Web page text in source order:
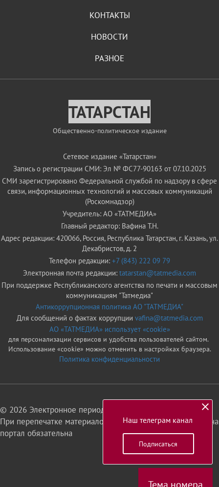
КОНТАКТЫ
НОВОСТИ
РАЗНОЕ
ТАТАРСТАН
Общественно-политическое издание
Сетевое издание «Татарстан»
Запись о регистрации СМИ: Эл № ФС77-90163 от 07.10.2025
СМИ зарегистрировано Федеральной службой по надзору в сфере
связи, информационных технологий и массовых коммуникаций
(Роскомнадзор)
Учредитель: АО «ТАТМЕДИА»
Главный редактор: Вафина Т.Н.
Адрес редакции: 420066, Россия, Республика Татарстан, г. Казань, ул.
Декабристов, д. 2
Телефон редакции: +7 (843) 222 09 79
Электронная почта редакции: tatarstan@tatmedia.com
При поддержке Республиканского агентства по печати и массовым
коммуникациям "Татмедиа"
Антикоррупционная политика АО "ТАТМЕДИА"
Для сообщений о фактах коррупции vafina@tatmedia.com
АО «ТАТМЕДИА» использует «cookie»
для персонализации сервисов и удобства пользователей сайтом.
Использование «cookie» можно отменить в настройках браузера.
Политика конфиденциальности
© 2026 Электронное периодическое издание «Татарстан»
При перепечатке материалов или их фрагментов ссылка на
портал обязательна
Наш телеграм канал
Подписаться